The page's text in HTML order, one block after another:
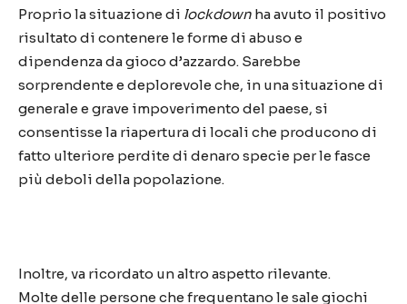
Proprio la situazione di lockdown ha avuto il positivo
risultato di contenere le forme di abuso e
dipendenza da gioco d’azzardo. Sarebbe
sorprendente e deplorevole che, in una situazione di
generale e grave impoverimento del paese, si
consentisse la riapertura di locali che producono di
fatto ulteriore perdite di denaro specie per le fasce
più deboli della popolazione.
Inoltre, va ricordato un altro aspetto rilevante.
Molte delle persone che frequentano le sale giochi